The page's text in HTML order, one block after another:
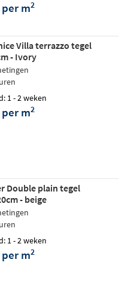
m2
Villa terrazzo tegel
- Ivory
1 - 2 weken
m2
Double plain tegel
- beige
1 - 2 weken
m2